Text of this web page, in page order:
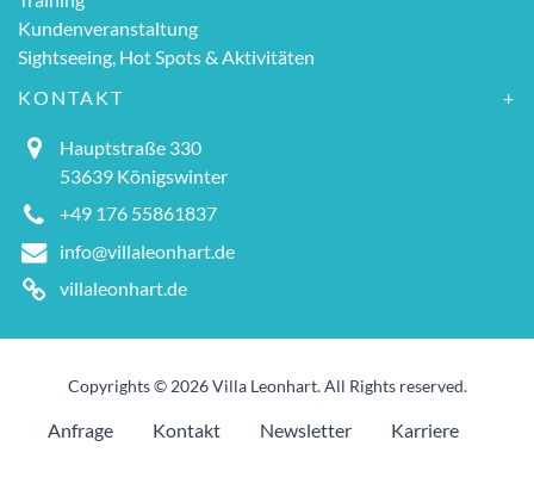
Kundenveranstaltung
Sightseeing, Hot Spots & Aktivitäten
KONTAKT
Hauptstraße 330
53639 Königswinter
+49 176 55861837
info@villaleonhart.de
villaleonhart.de
Copyrights © 2026 Villa Leonhart. All Rights reserved.
Anfrage Kontakt Newsletter
Karriere